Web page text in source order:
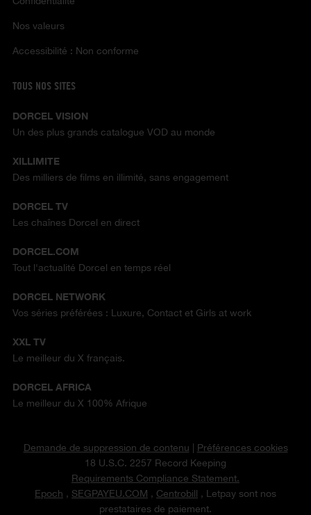
Nos valeurs
Accessibilité : Non conforme
TOUS NOS SITES
DORCEL VISION
Un des plus grands catalogue VOD au monde
XILLIMITE
Des milliers de films en illimité, sans engagement
DORCEL TV
Les chaînes Dorcel en direct
DORCEL.COM
Tout l'actualité Dorcel en temps réel
DORCEL NETWORK
Vos séries préférées : Luxure, Contact et Girls at work
XXL TV
Le meilleur du X français.
DORCEL AFRICA
Le meilleur du X 100% Afrique
Demande de suppression de contenu
Préférences cookies
18 U.S.C. 2257 Record Keeping
Requirements Compliance Statement.
Epoch , SEGPAYEU.COM , Centrobill , Letpay sont nos
prestataires de paiement.